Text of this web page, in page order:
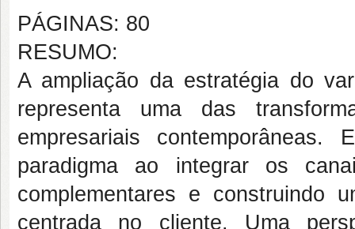
PÁGINAS: 80
RESUMO:
A ampliação da estratégia do
representa uma das
empresariais
paradigma ao integrar os
complementares e construindo
centrada no cliente. Uma